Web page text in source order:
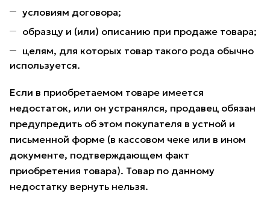
условиям договора;
образцу и (или) описанию при продаже товара;
целям, для которых товар такого рода обычно
используется.
Если в приобретаемом товаре имеется
недостаток, или он устранялся, продавец обязан
предупредить об этом покупателя в устной и
письменной форме (в кассовом чеке или в ином
документе, подтверждающем факт
приобретения товара). Товар по данному
недостатку вернуть нельзя.